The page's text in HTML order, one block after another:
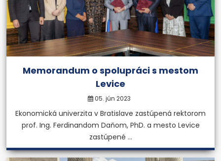
Memorandum o spolupráci s mestom
Levice
05. jún 2023
Ekonomická univerzita v Bratislave zastúpená rektorom
prof. Ing. Ferdinandom Daňom, PhD. a mesto Levice
zastúpené ...